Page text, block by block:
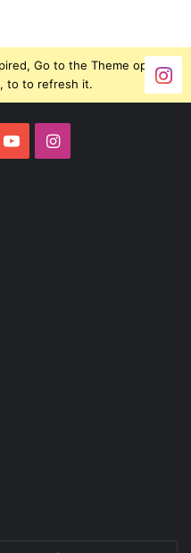
Go to the Theme options
to to refresh it.
YouTubeInstagram